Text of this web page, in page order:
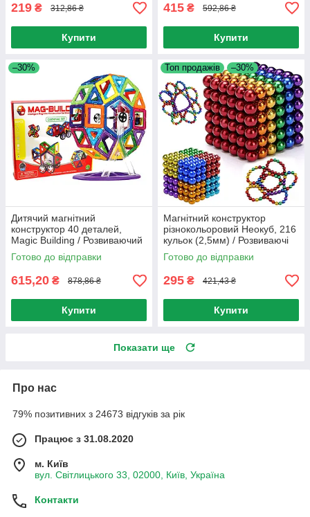
219 ₴ 312,86 ₴
Купити
415 ₴ 592,86 ₴
Купити
–30%
Дитячий магнітний
конструктор 40 деталей,
Magic Building / Розвиваючий
конструктор для дітей /
Конструктор 3D
Готово до відправки
615,20 ₴ 878,86 ₴
Купити
Топ продажів –30%
Магнітний конструктор
різнокольоровий Неокуб, 216
кульок (2,5мм) / Розвиваючі
магнітні кульки / Іграшка
антистрес
Готово до відправки
295 ₴ 421,43 ₴
Купити
Показати ще
Про нас
79% позитивних з 24673 відгуків за рік
Працює з 31.08.2020
м. Київ
вул. Світлицького 33, 02000, Київ, Україна
Контакти